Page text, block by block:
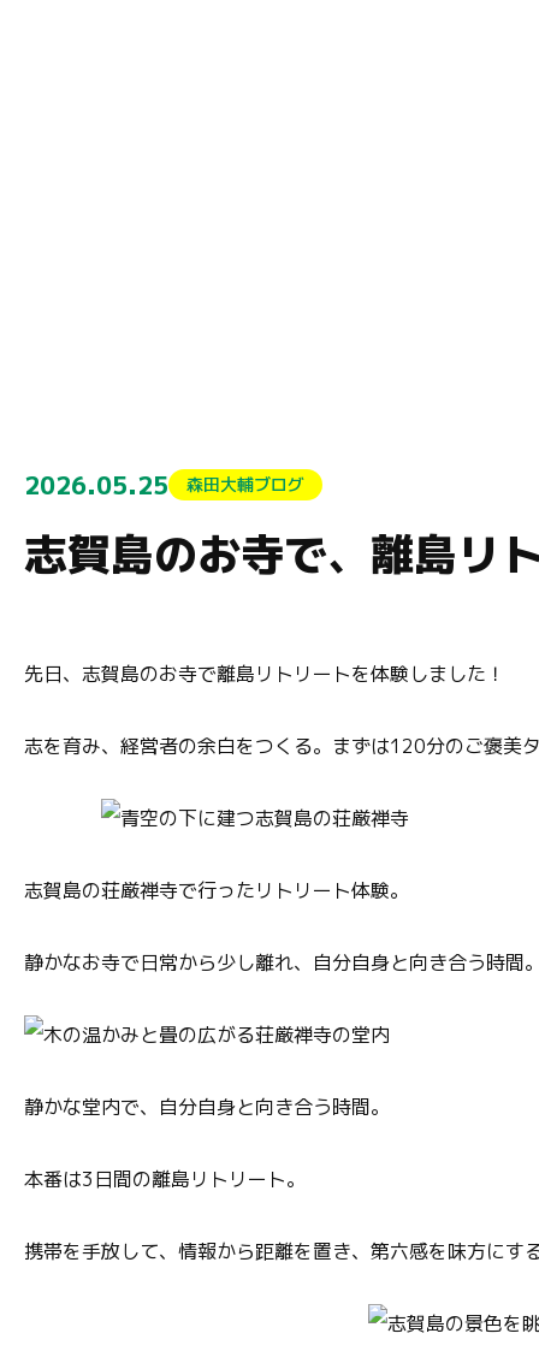
2026.05.25 森田大輔ブログ
志賀島のお寺で、離島リ
先日、志賀島のお寺で離島リトリートを体験しました！
志を育み、経営者の余白をつくる。まずは120分のご褒美
志賀島の荘厳禅寺で行ったリトリート体験。
静かなお寺で日常から少し離れ、自分自身と向き合う時
静かな堂内で、自分自身と向き合う時間。
本番は3日間の離島リトリート。
携帯を手放して、情報から距離を置き、第六感を味方に